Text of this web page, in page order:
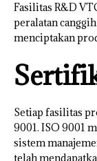
Fasilitas R&D
peralatan
menciptakan
Setiap fasilitas
9001. ISO 9001
sistem
telah